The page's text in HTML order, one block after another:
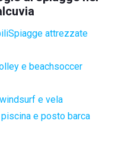
Spiagge attrezzate
e beachsoccer
e vela
e posto barca